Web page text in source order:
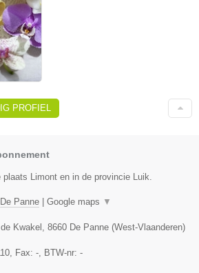
PROFIEL
plaats Limont en in de provincie Luik.
De Panne Google maps ▼
Kwakel , 8660 De Panne (West-Vlaanderen)
, Fax: -, BTW-nr: -